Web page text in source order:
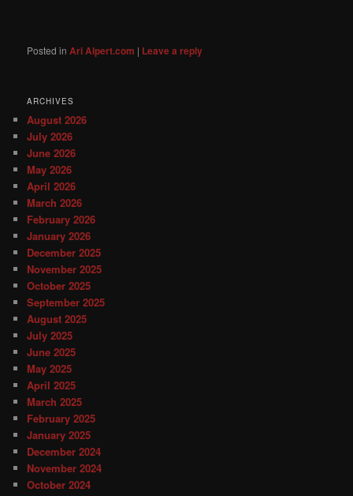
Posted in Ari Alpert.com | Leave a reply
ARCHIVES
August 2026
July 2026
June 2026
May 2026
April 2026
March 2026
February 2026
January 2026
December 2025
November 2025
October 2025
September 2025
August 2025
July 2025
June 2025
May 2025
April 2025
March 2025
February 2025
January 2025
December 2024
November 2024
October 2024